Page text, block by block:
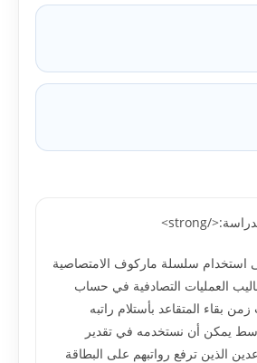
استخدام سلسلة ماركوف الامتصاصية
العمليات التصادفية في حساب
بقاء المتقاعد بأستلام راتبه
يمكن أن نستخدمه في تقدير
الذين ترفع رواتبهم على البطاقة